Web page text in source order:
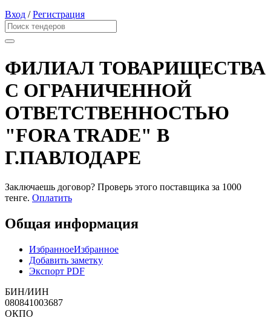
Вход /Регистрация
ФИЛИАЛ ТОВАРИЩЕСТВА
С ОГРАНИЧЕННОЙ
ОТВЕТСТВЕННОСТЬЮ
"FORA TRADE" В
Г.ПАВЛОДАРЕ
Заключаешь договор? Проверь этого поставщика за 1000
тенге. Оплатить
Общая информация
ИзбранноеИзбранное
Добавить заметку
Экспорт PDF
БИН/ИИН
080841003687
ОКПО